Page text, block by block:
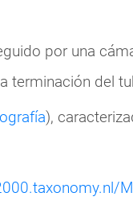
por una
terminación del
),